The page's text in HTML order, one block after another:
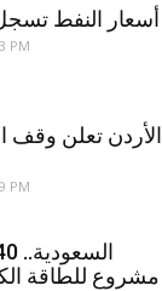
أسعار النفط تسجل 85.12 دولار
PM
الأردن تعلن وقف
PM
مشروع للطاقة